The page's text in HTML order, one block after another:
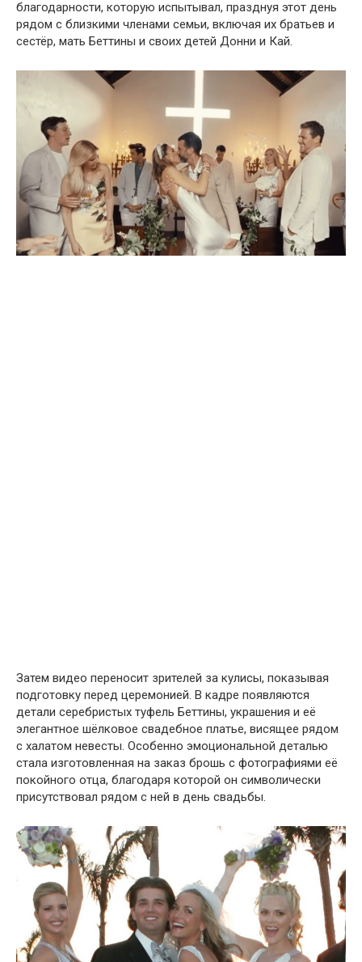
благодарности, которую испытывал, празднуя этот день
рядом с близкими членами семьи, включая их братьев и
сестёр, мать Беттины и своих детей Донни и Кай.
Затем видео переносит зрителей за кулисы, показывая
подготовку перед церемонией. В кадре появляются
детали серебристых туфель Беттины, украшения и её
элегантное шёлковое свадебное платье, висящее рядом
с халатом невесты. Особенно эмоциональной деталью
стала изготовленная на заказ брошь с фотографиями её
покойного отца, благодаря которой он символически
присутствовал рядом с ней в день свадьбы.